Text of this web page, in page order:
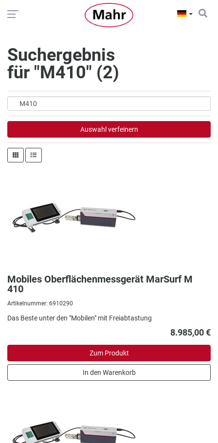
Suchergebnis
für "M410" (2)
Auswahl verfeinern
Mobiles Oberflächenmessgerät MarSurf M
410
Artikelnummer: 6910290
Das Beste unter den "Mobilen" mit Freiabtastung
8.985,00 €
Zum Produkt
In den Warenkorb